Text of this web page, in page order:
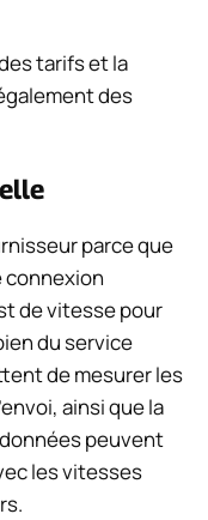
tarifs et la
des
parce que
connexion
de vitesse pour
du service
de mesurer les
ainsi que la
peuvent
les vitesses